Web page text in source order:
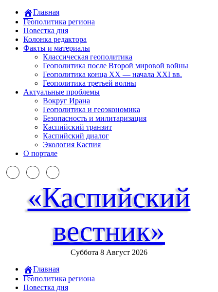
Главная
Геополитика региона
Повестка дня
Колонка редактора
Факты и материалы
Классическая геополитика
Геополитика после Второй мировой войны
Геополитика конца XX — начала XXI вв.
Геополитика третьей волны
Актуальные проблемы
Вокруг Ирана
Геополитика и геоэкономика
Безопасность и милитаризация
Каспийский транзит
Каспийский диалог
Экология Каспия
О портале
«Каспийский
вестник»
Суббота 8 Август 2026
Главная
Геополитика региона
Повестка дня